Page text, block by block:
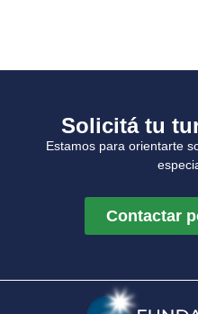
Solicitá tu
Estamos para orientarte
Contactar